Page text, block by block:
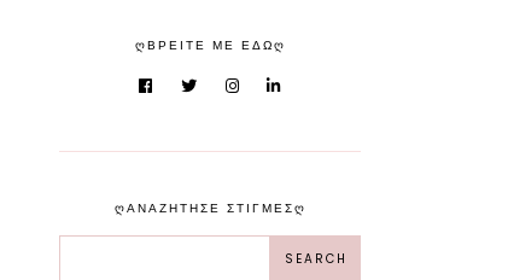
ᲦΒΡΕΙΤΕ ΜΕ ΕΔΩᲦ
ᲦΑΝΑΖΗΤΗΣΕ ΣΤΙΓΜΕΣᲦ